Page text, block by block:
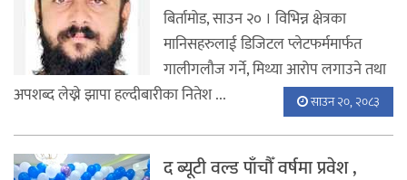
साउन २०, २०८३
बिर्तामोड, साउन २० । विभिन्न क्षेत्रका
मानिसहरुलाई डिजिटल प्लेटफर्ममार्फत
गालीगलौज गर्ने, मिथ्या आरोप लगाउने तथा
अपशब्द लेख्ने झापा हल्दीबारीका नितेश ...
द ब्यूटी वल्ड पाँचौँ वर्षमा प्रवेश ,